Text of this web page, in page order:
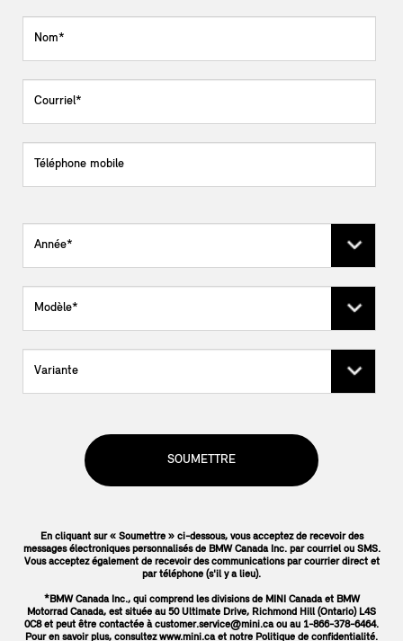
SOUMETTRE
En cliquant sur « Soumettre » ci-dessous, vous acceptez de recevoir des
messages électroniques personnalisés de BMW Canada Inc. par courriel ou SMS.
Vous acceptez également de recevoir des communications par courrier direct et
par téléphone (s'il y a lieu).
*BMW Canada Inc., qui comprend les divisions de MINI Canada et BMW
Motorrad Canada, est située au 50 Ultimate Drive, Richmond Hill (Ontario) L4S
0C8 et peut être contactée à customer.service@mini.ca ou au 1-866-378-6464.
Pour en savoir plus, consultez www.mini.ca et notre Politique de confidentialité.